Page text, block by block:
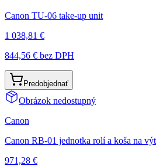
Canon TU-06 take-up unit
1 038,81 €
844,56 € bez DPH
Predobjednať
Obrázok nedostupný
Canon
Canon RB-01 jednotka rolí a koša na
971,28 €